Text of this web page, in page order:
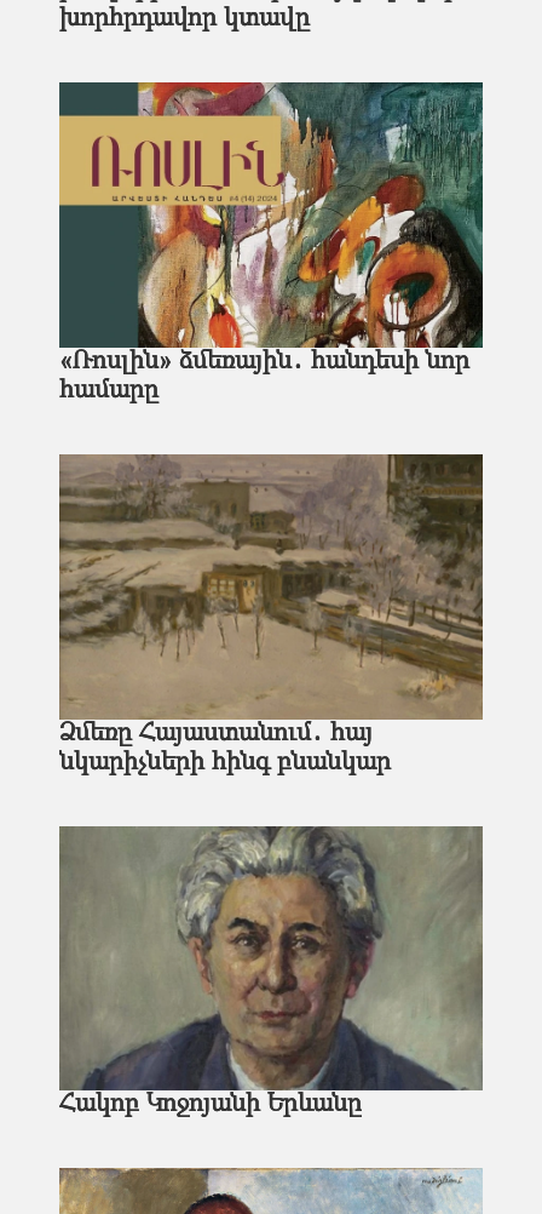
խորհրդավոր կտավը
«Ռոսլին» ձմեռային․ հանդեսի նոր
համարը
Ձմեռը Հայաստանում․ հայ
նկարիչների հինգ բնանկար
Հակոբ Կոջոյանի Երևանը